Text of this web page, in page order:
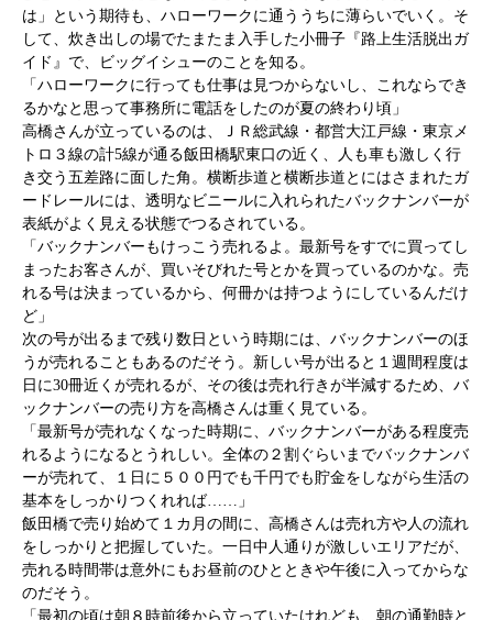
は」という期待も、ハローワークに通ううちに薄らいでいく。そ
して、炊き出しの場でたまたま入手した小冊子『路上生活脱出ガ
イド』で、ビッグイシューのことを知る。
「ハローワークに行っても仕事は見つからないし、これならでき
るかなと思って事務所に電話をしたのが夏の終わり頃」
高橋さんが立っているのは、ＪＲ総武線・都営大江戸線・東京メ
トロ３線の計5線が通る飯田橋駅東口の近く、人も車も激しく行
き交う五差路に面した角。横断歩道と横断歩道とにはさまれたガ
ードレールには、透明なビニールに入れられたバックナンバーが
表紙がよく見える状態でつるされている。
「バックナンバーもけっこう売れるよ。最新号をすでに買ってし
まったお客さんが、買いそびれた号とかを買っているのかな。売
れる号は決まっているから、何冊かは持つようにしているんだけ
ど」
次の号が出るまで残り数日という時期には、バックナンバーのほ
うが売れることもあるのだそう。新しい号が出ると１週間程度は
日に30冊近くが売れるが、その後は売れ行きが半減するため、バ
ックナンバーの売り方を高橋さんは重く見ている。
「最新号が売れなくなった時期に、バックナンバーがある程度売
れるようになるとうれしい。全体の２割ぐらいまでバックナンバ
ーが売れて、１日に５００円でも千円でも貯金をしながら生活の
基本をしっかりつくれれば……」
飯田橋で売り始めて１カ月の間に、高橋さんは売れ方や人の流れ
をしっかりと把握していた。一日中人通りが激しいエリアだが、
売れる時間帯は意外にもお昼前のひとときや午後に入ってからな
のだそう。
「最初の頃は朝８時前後から立っていたけれども、朝の通勤時と